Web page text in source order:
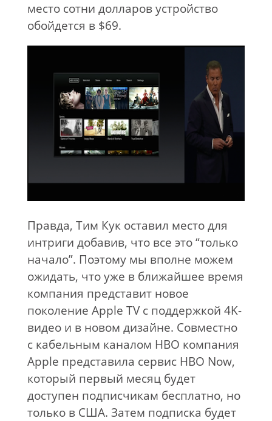
место сотни долларов устройство
обойдется в $69.
Правда, Тим Кук оставил место для
интриги добавив, что все это “только
начало”. Поэтому мы вполне можем
ожидать, что уже в ближайшее время
компания представит новое
поколение Apple TV с поддержкой 4K-
видео и в новом дизайне. Совместно
с кабельным каналом HBO компания
Apple представила сервис HBO Now,
который первый месяц будет
доступен подписчикам бесплатно, но
только в США. Затем подписка будет